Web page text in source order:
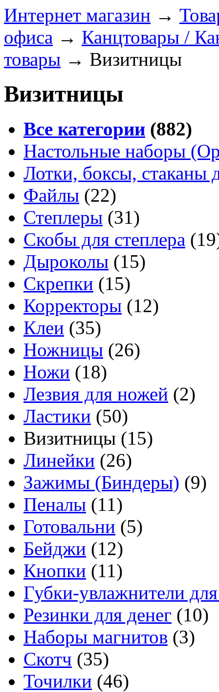
Интернет магазин →
офиса → Канцтовары /
товары → Визитницы
Визитницы
Все категории (882)
Настольные наборы
Лотки, боксы, стаканы
Файлы (22)
Степлеры (31)
Скобы для степлера
Дыроколы (15)
Скрепки (15)
Корректоры (12)
Клеи (35)
Ножницы (26)
Ножи (18)
Лезвия для ножей (2)
Ластики (50)
Визитницы (15)
Линейки (26)
Зажимы (Биндеры) (9)
Пеналы (11)
Готовальни (5)
Бейджи (12)
Кнопки (11)
Губки-увлажнители
Резинки для денег (10)
Наборы магнитов (3)
Скотч (35)
Точилки (46)